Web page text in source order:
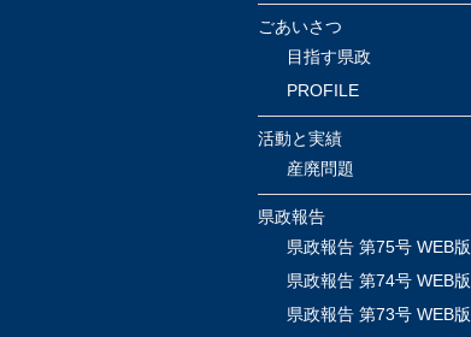
ごあいさつ
目指す県政
PROFILE
活動と実績
産廃問題
県政報告
県政報告 第75号 WEB版
県政報告 第74号 WEB版
県政報告 第73号 WEB版